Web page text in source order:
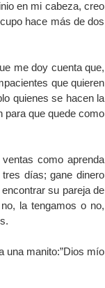
en mi cabeza, creo
hace más de dos
me doy cuenta que,
que quieren
quienes se hacen la
para que quede como
como aprenda
días; gane dinero
su pareja de
la tengamos o no,
una manito:”Dios mío